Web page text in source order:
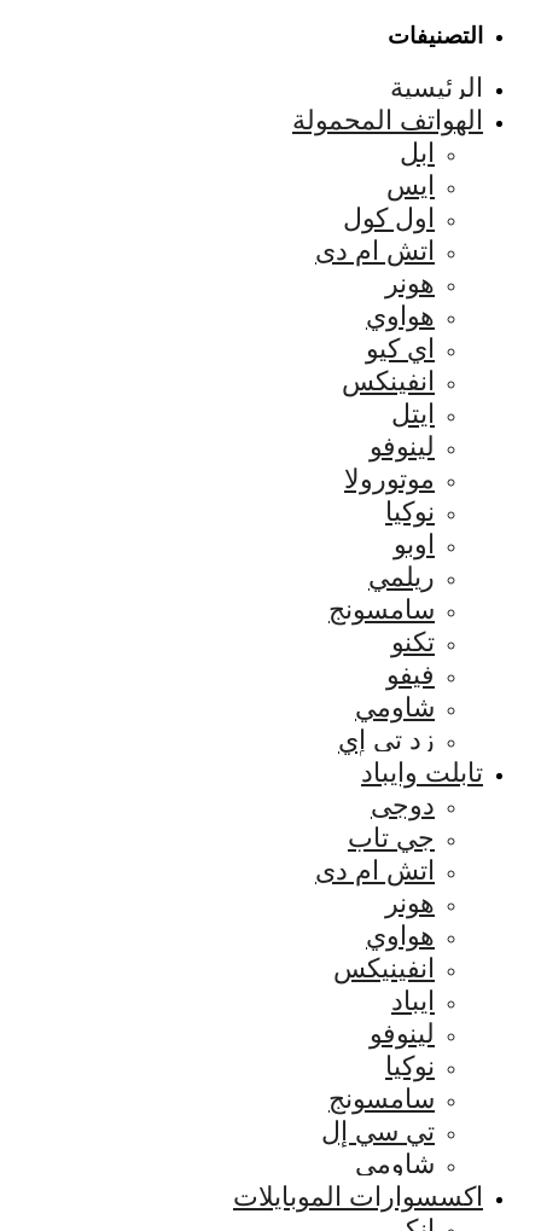
التصنيفات
الرئيسية
الهواتف المحمولة
ابل
ايس
اول كول
اتش ام دى
هونر
هواوي
اي كيو
انفينكس
ايتل
لينوفو
موتورولا
نوكيا
اوبو
ريلمي
سامسونج
تكنو
فيفو
شاومي
زد تي إي
تابلت وايباد
دوجى
جي تاب
اتش ام دى
هونر
هواوي
انفينيكس
ايباد
لينوفو
نوكيا
سامسونج
تي سي إل
شاومي
اكسسوارات الموبايلات